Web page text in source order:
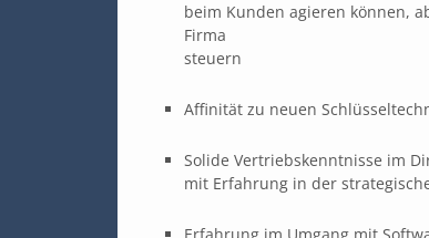
beim Kunden agieren können,
Firma
steuern
Affinität zu neuen
Solide Vertriebskenntnisse im
mit Erfahrung in der